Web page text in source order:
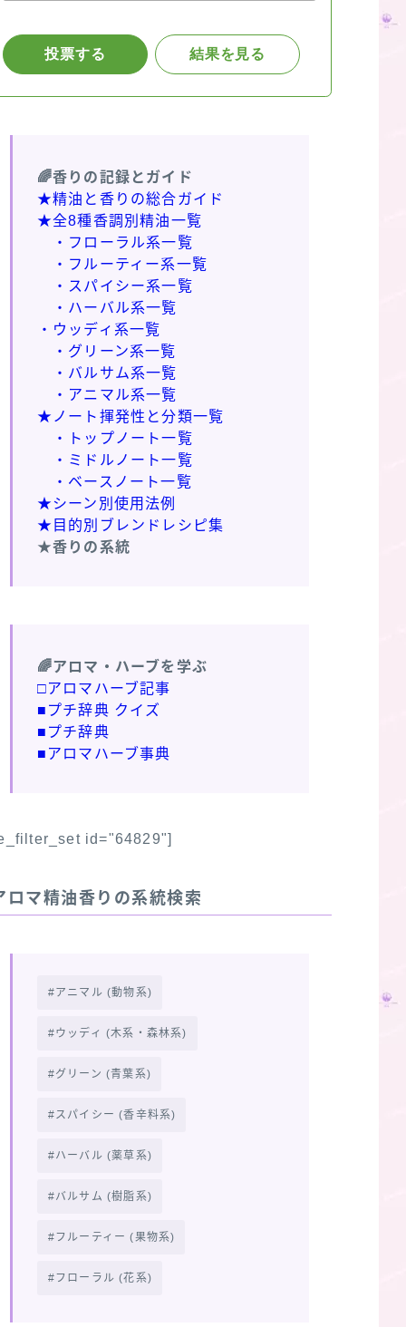
🌈香りの記録とガイド
★精油と香りの総合ガイド
★全8種香調別精油一覧
・フローラル系一覧
・フルーティー系一覧
・スパイシー系一覧
・ハーバル系一覧
・ウッディ系一覧
・グリーン系一覧
・バルサム系一覧
・アニマル系一覧
★ノート揮発性と分類一覧
・トップノート一覧
・ミドルノート一覧
・ベースノート一覧
★シーン別使用法例
★目的別ブレンドレシピ集
★香りの系統
🌈アロマ・ハーブを学ぶ
□アロマハーブ記事
■プチ辞典 クイズ
■プチ辞典
■アロマハーブ事典
id="64829"]
ロマ精油香りの系統検索
アニマル (動物系)
ウッディ (木系・森林系)
グリーン (青葉系)
スパイシー (香辛料系)
ハーバル (薬草系)
バルサム (樹脂系)
フルーティー (果物系)
フローラル (花系)